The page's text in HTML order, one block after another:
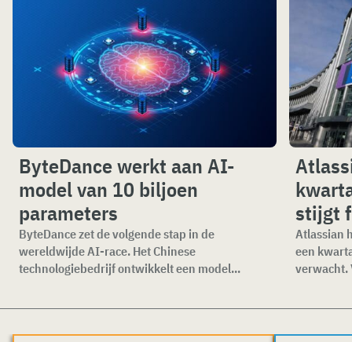
ByteDance werkt aan AI-
model van 10 biljoen
parameters
ByteDance zet de volgende stap in de
wereldwijde AI-race. Het Chinese
technologiebedrijf ontwikkelt een model...
stijgt
Atlassian
een
verwacht.